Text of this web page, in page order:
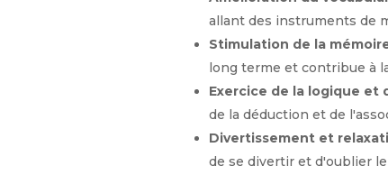
allant des instruments de
Stimulation de la
long terme et contribue à
Exercice de la logique et
de la déduction et de
Divertissement et
de se divertir et d'oublier